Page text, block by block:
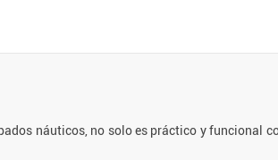
náuticos, no solo es práctico y funcional